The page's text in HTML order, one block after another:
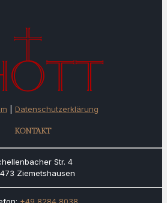
Datenschutzerklärung
KONTAKT
Str. 4
Ziemetshausen